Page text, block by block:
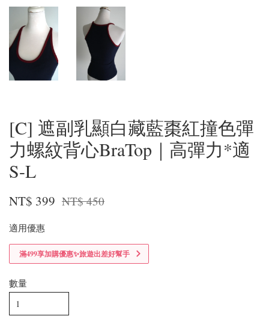
[C] 遮副乳顯白藏藍棗紅撞色彈
力螺紋背心BraTop｜高彈力*適
S-L
NT$ 399 NT$ 450
適用優惠
滿499享加購優惠✨旅遊出差好幫手
數量